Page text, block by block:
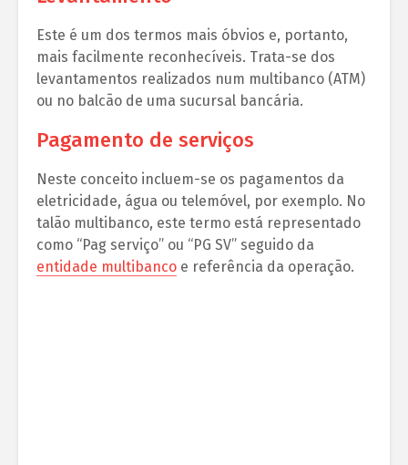
Este é um dos termos mais óbvios e, portanto,
mais facilmente reconhecíveis. Trata-se dos
levantamentos realizados num multibanco (ATM)
ou no balcão de uma sucursal bancária.
Pagamento de serviços
Neste conceito incluem-se os pagamentos da
eletricidade, água ou telemóvel, por exemplo. No
talão multibanco, este termo está representado
como “Pag serviço” ou “PG SV” seguido da
entidade multibanco e referência da operação.